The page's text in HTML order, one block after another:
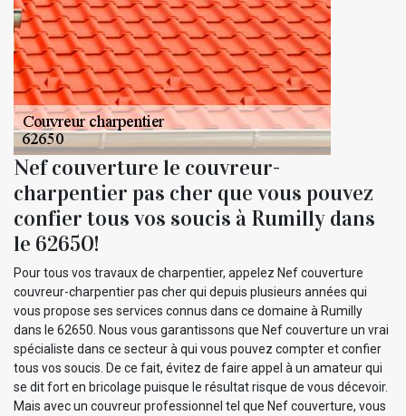
Nef couverture le couvreur-
charpentier pas cher que vous pouvez
confier tous vos soucis à Rumilly dans
le 62650!
Pour tous vos travaux de charpentier, appelez Nef couverture
couvreur-charpentier pas cher qui depuis plusieurs années qui
vous propose ses services connus dans ce domaine à Rumilly
dans le 62650. Nous vous garantissons que Nef couverture un vrai
spécialiste dans ce secteur à qui vous pouvez compter et confier
tous vos soucis. De ce fait, évitez de faire appel à un amateur qui
se dit fort en bricolage puisque le résultat risque de vous décevoir.
Mais avec un couvreur professionnel tel que Nef couverture, vous